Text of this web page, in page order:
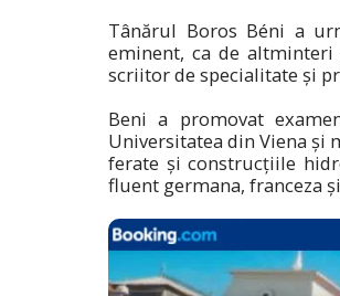
Tânărul Boros Béni a
eminent, ca de
scriitor de specialitate și
Beni a promovat
Universitatea din Viena și
ferate și construcțiile
fluent germana, franceza